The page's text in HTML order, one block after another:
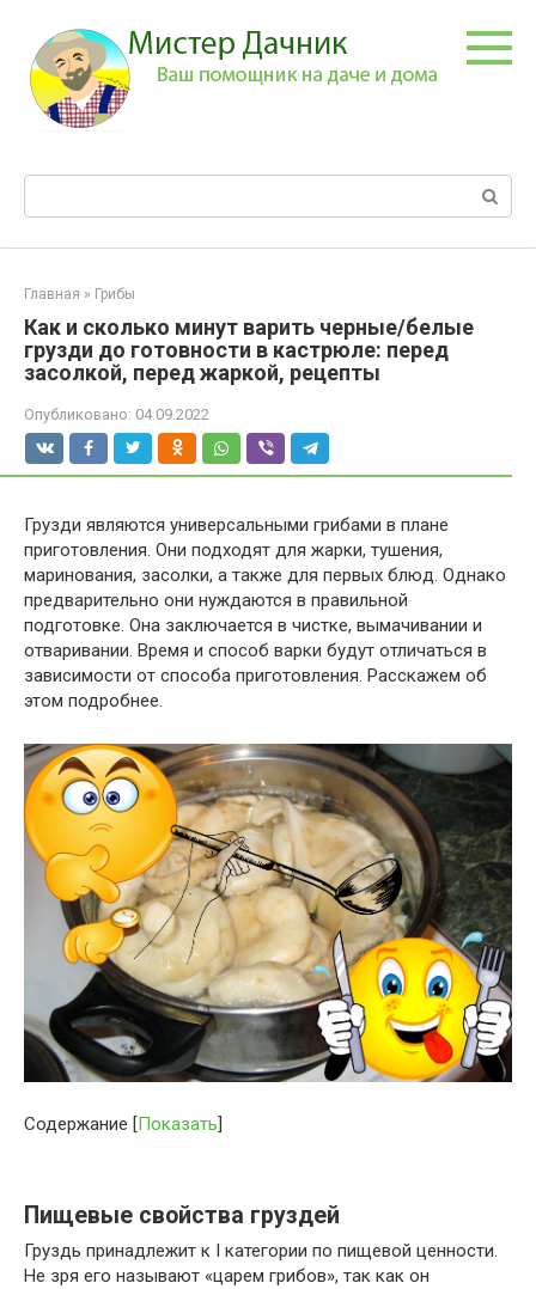
контенту
Главная » Грибы
Как и сколько минут варить черные/белые
грузди до готовности в кастрюле: перед
засолкой, перед жаркой, рецепты
Опубликовано: 04.09.2022
Грузди являются универсальными грибами в плане
приготовления. Они подходят для жарки, тушения,
маринования, засолки, а также для первых блюд. Однако
предварительно они нуждаются в правильной
подготовке. Она заключается в чистке, вымачивании и
отваривании. Время и способ варки будут отличаться в
зависимости от способа приготовления. Расскажем об
этом подробнее.
Содержание [ Показать
Пищевые свойства груздей
Груздь принадлежит к
категории по пищевой ценности.
Не зря его называют «царем грибов», так как он